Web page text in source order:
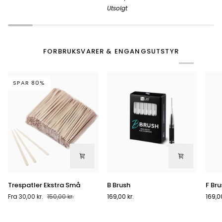
Kit
Utsolgt
FORBRUKSVARER & ENGANGSUTSTYR
SPAR 80%
Trespatler
Ekstra
Små
Trespatler Ekstra Små
Fra 30,00 kr. 150,00 kr.
B
Brush
B Brush
169,00 kr.
F
F